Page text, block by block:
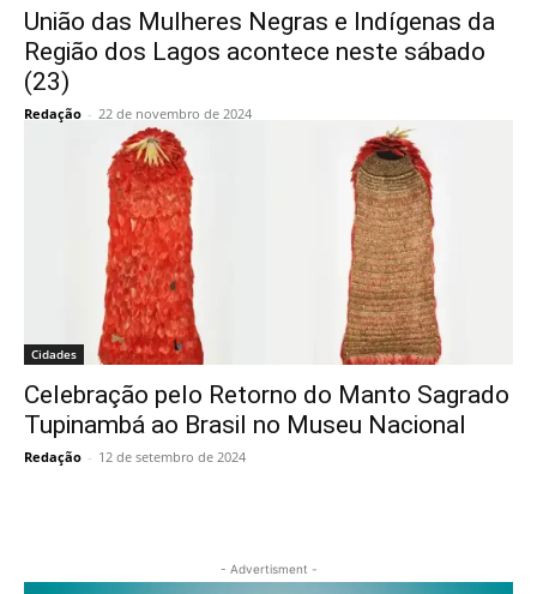
União das Mulheres Negras e Indígenas da
Região dos Lagos acontece neste sábado
(23)
Redação - 22 de novembro de 2024
Cidades
Celebração pelo Retorno do Manto Sagrado
Tupinambá ao Brasil no Museu Nacional
Redação - 12 de setembro de 2024
- Advertisment -